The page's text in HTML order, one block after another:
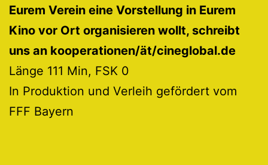
Eurem Verein eine Vorstellung in Eurem
Kino vor Ort organisieren wollt, schreibt
uns an kooperationen/ät/cineglobal.de
Länge 111 Min, FSK 0
In Produktion und Verleih gefördert vom
FFF Bayern